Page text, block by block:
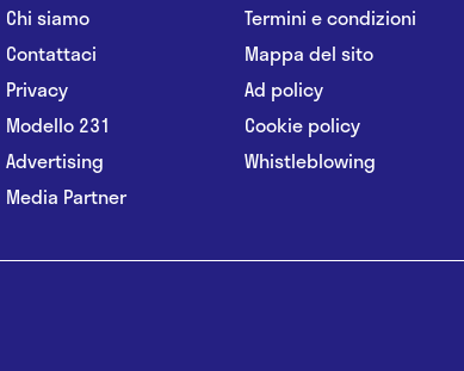
Chi siamo
Contattaci
Privacy
Modello 231
Advertising
Media Partner
Termini e condizioni
Mappa del sito
Ad policy
Cookie policy
Whistleblowing